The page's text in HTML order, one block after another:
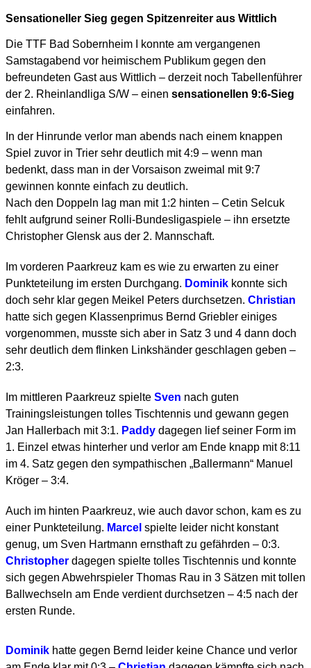
Sensationeller Sieg gegen Spitzenreiter aus Wittlich
Die TTF Bad Sobernheim I konnte am vergangenen
Samstagabend vor heimischem Publikum gegen den
befreundeten Gast aus Wittlich – derzeit noch Tabellenführer
der 2. Rheinlandliga S/W – einen sensationellen 9:6-Sieg
einfahren.
In der Hinrunde verlor man abends nach einem knappen
Spiel zuvor in Trier sehr deutlich mit 4:9 – wenn man
bedenkt, dass man in der Vorsaison zweimal mit 9:7
gewinnen konnte einfach zu deutlich.
Nach den Doppeln lag man mit 1:2 hinten – Cetin Selcuk
fehlt aufgrund seiner Rolli-Bundesligaspiele – ihn ersetzte
Christopher Glensk aus der 2. Mannschaft.
Im vorderen Paarkreuz kam es wie zu erwarten zu einer
Punkteteilung im ersten Durchgang. Dominik konnte sich
doch sehr klar gegen Meikel Peters durchsetzen. Christian
hatte sich gegen Klassenprimus Bernd Griebler einiges
vorgenommen, musste sich aber in Satz 3 und 4 dann doch
sehr deutlich dem flinken Linkshänder geschlagen geben –
2:3.
Im mittleren Paarkreuz spielte Sven nach guten
Trainingsleistungen tolles Tischtennis und gewann gegen
Jan Hallerbach mit 3:1. Paddy dagegen lief seiner Form im
1. Einzel etwas hinterher und verlor am Ende knapp mit 8:11
im 4. Satz gegen den sympathischen „Ballermann“ Manuel
Kröger – 3:4.
Auch im hinten Paarkreuz, wie auch davor schon, kam es zu
einer Punkteteilung. Marcel spielte leider nicht konstant
genug, um Sven Hartmann ernsthaft zu gefährden – 0:3.
Christopher dagegen spielte tolles Tischtennis und konnte
sich gegen Abwehrspieler Thomas Rau in 3 Sätzen mit tollen
Ballwechseln am Ende verdient durchsetzen – 4:5 nach der
ersten Runde.
Dominik hatte gegen Bernd leider keine Chance und verlor